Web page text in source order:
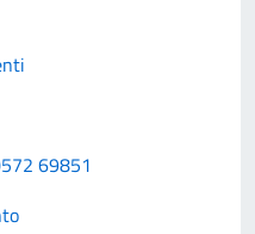
69851